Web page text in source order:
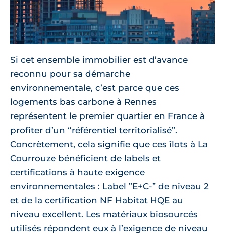
Si cet ensemble immobilier est d’avance
reconnu pour sa démarche
environnementale, c’est parce que ces
logements bas carbone à Rennes
représentent le premier quartier en France à
profiter d’un “référentiel territorialisé”.
Concrètement, cela signifie que ces îlots à La
Courrouze bénéficient de labels et
certifications à haute exigence
environnementales : Label ”E+C-” de niveau 2
et de la certification NF Habitat HQE au
niveau excellent. Les matériaux biosourcés
utilisés répondent eux à l’exigence de niveau